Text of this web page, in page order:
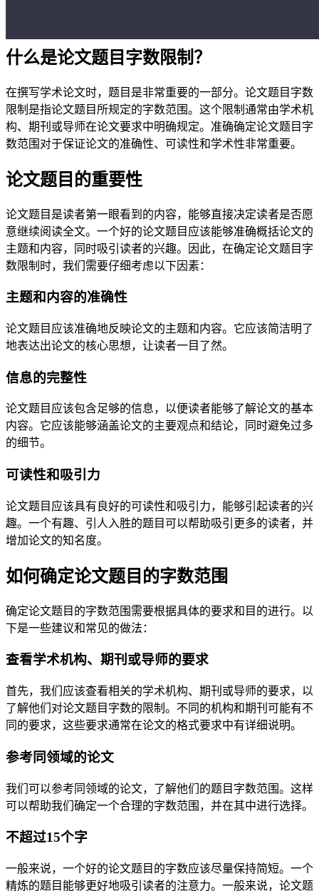
什么是论文题目字数限制？
在撰写学术论文时，题目是非常重要的一部分。论文题目字数
限制是指论文题目所规定的字数范围。这个限制通常由学术机
构、期刊或导师在论文要求中明确规定。准确确定论文题目字
数范围对于保证论文的准确性、可读性和学术性非常重要。
论文题目的重要性
论文题目是读者第一眼看到的内容，能够直接决定读者是否愿
意继续阅读全文。一个好的论文题目应该能够准确概括论文的
主题和内容，同时吸引读者的兴趣。因此，在确定论文题目字
数限制时，我们需要仔细考虑以下因素：
主题和内容的准确性
论文题目应该准确地反映论文的主题和内容。它应该简洁明了
地表达出论文的核心思想，让读者一目了然。
信息的完整性
论文题目应该包含足够的信息，以便读者能够了解论文的基本
内容。它应该能够涵盖论文的主要观点和结论，同时避免过多
的细节。
可读性和吸引力
论文题目应该具有良好的可读性和吸引力，能够引起读者的兴
趣。一个有趣、引人入胜的题目可以帮助吸引更多的读者，并
增加论文的知名度。
如何确定论文题目的字数范围
确定论文题目的字数范围需要根据具体的要求和目的进行。以
下是一些建议和常见的做法：
查看学术机构、期刊或导师的要求
首先，我们应该查看相关的学术机构、期刊或导师的要求，以
了解他们对论文题目字数的限制。不同的机构和期刊可能有不
同的要求，这些要求通常在论文的格式要求中有详细说明。
参考同领域的论文
我们可以参考同领域的论文，了解他们的题目字数范围。这样
可以帮助我们确定一个合理的字数范围，并在其中进行选择。
不超过15个字
一般来说，一个好的论文题目的字数应该尽量保持简短。一个
精炼的题目能够更好地吸引读者的注意力。一般来说，论文题